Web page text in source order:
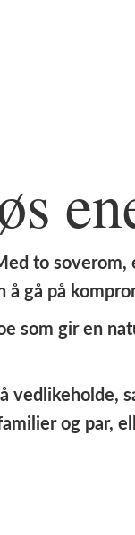
to soverom,
gå på
som gir en
vedlikeholde,
og par,